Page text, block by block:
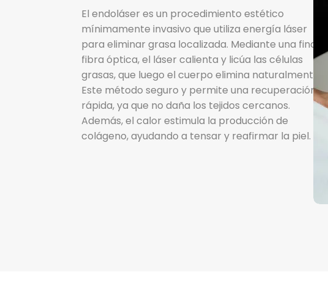
El endoláser es un procedimiento estético
mínimamente invasivo que utiliza energía láser
para eliminar grasa localizada. Mediante una fina
fibra óptica, el láser calienta y licúa las células
grasas, que luego el cuerpo elimina naturalmente.
Este método seguro y permite una recuperación
rápida, ya que no daña los tejidos cercanos.
Además, el calor estimula la producción de
colágeno, ayudando a tensar y reafirmar la piel.